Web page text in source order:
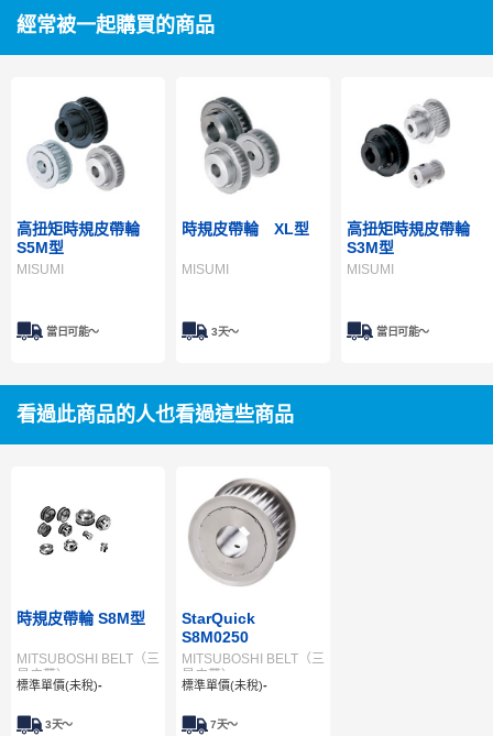
經常被一起購買的商品
高扭矩時規皮帶輪
S5M型
MISUMI
當日可能〜
時規皮帶輪 XL型
MISUMI
3天～
高扭矩時規皮帶輪
S3M型
MISUMI
當日可能〜
看過此商品的人也看過這些商品
時規皮帶輪 S8M型
MITSUBOSHI BELT（三
星皮帶）
標準單價(未稅)-
3天～
StarQuick
S8M0250
MITSUBOSHI BELT（三
星皮帶）
標準單價(未稅)-
7天～